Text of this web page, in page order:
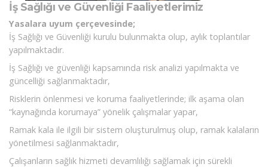
İş Sağlığı ve Güvenliği Faaliyetlerimiz
Yasalara uyum çerçevesinde;
İş Sağlığı ve Güvenliği kurulu bulunmakta olup, aylık toplantılar
yapılmaktadır.
İş Sağlığı ve güvenliği kapsamında risk analizi yapılmakta ve
güncelliği sağlanmaktadır,
Risklerin önlenmesi ve koruma faaliyetlerinde; ilk aşama olan
“kaynağında korumaya” yönelik çalışmalar yapar,
Ramak kala ile ilgili bir sistem oluşturulmuş olup, ramak kalaların
yönetilmesi sağlanmaktadır,
Çalışanların sağlık hizmeti devamlılığı sağlamak için sürekli